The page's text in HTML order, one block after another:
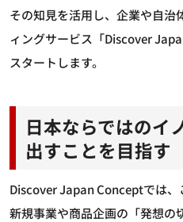
その知見を活用し、企業や自治
ィングサービス「Discover
スタートします。
日本ならではのイ
出すことを目指す
Discover Japan Conceptでは
新規事業や商品企画の「発想の